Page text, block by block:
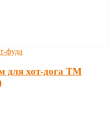
фуда
для хот-дога ТМ